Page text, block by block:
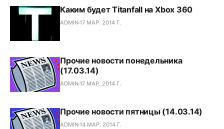
Каким будет Titanfall на Xbox 360
ADMIN17 МАР. 2014 Г.
Прочие новости понедельника
(17.03.14)
ADMIN17 МАР. 2014 Г.
Прочие новости пятницы (14.03.14)
ADMIN14 МАР. 2014 Г.